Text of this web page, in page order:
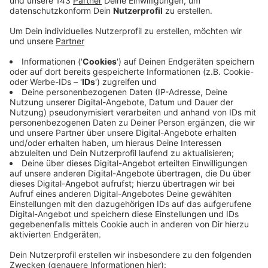
ausrücken. Andere Städte in der Region hat das
Unwetter stärker getroffen - zum Beispiel
Oberhausen und Duisburg. Mit Hagel, Sturm und
Starkregen. Am Abend war die A59 und die A40
dort überflutet. Autofahrer und -fahrerinnen
standen stundenlang im Stau. Heute Morgen ist
aber alles wieder frei.
Nur die Feuerwehr Breckerfeld meldet einen
kleinen Einsatz am Abend: ein Baumstumpf hat an
einem Wanderweg an der Delle gebrannt. Ein
Wanderer hatte das der Feuerwehr gemeldet. Der
Brand konnte schnell gelöscht werden. Wie es
dazu kam, ist unklar. Ein Blitzschlag könne jedoch
ausgeschlossen werden, schreibt die Feuerwehr.